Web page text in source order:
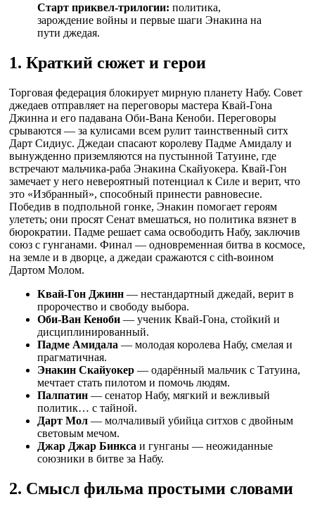
Старт приквел-трилогии: политика,
зарождение войны и первые шаги Энакина на
пути джедая.
1. Краткий сюжет и герои
Торговая федерация блокирует мирную планету Набу. Совет
джедаев отправляет на переговоры мастера Квай-Гона
Джинна и его падавана Оби-Вана Кеноби. Переговоры
срываются — за кулисами всем рулит таинственный ситх
Дарт Сидиус. Джедаи спасают королеву Падме Амидалу и
вынужденно приземляются на пустынной Татуине, где
встречают мальчика-раба Энакина Скайуокера. Квай-Гон
замечает у него невероятный потенциал к Силе и верит, что
это «Избранный», способный принести равновесие.
Победив в подпольной гонке, Энакин помогает героям
улететь; они просят Сенат вмешаться, но политика вязнет в
бюрократии. Падме решает сама освободить Набу, заключив
союз с гунганами. Финал — одновременная битва в космосе,
на земле и в дворце, а джедаи сражаются с сith-воином
Дартом Молом.
Квай-Гон Джинн — нестандартный джедай, верит в
пророчество и свободу выбора.
Оби-Ван Кеноби — ученик Квай-Гона, стойкий и
дисциплинированный.
Падме Амидала — молодая королева Набу, смелая и
прагматичная.
Энакин Скайуокер — одарённый мальчик с Татуина,
мечтает стать пилотом и помочь людям.
Палпатин — сенатор Набу, мягкий и вежливый
политик… с тайной.
Дарт Мол — молчаливый убийца ситхов с двойным
световым мечом.
Джар Джар Бинкса и гунганы — неожиданные
союзники в битве за Набу.
2. Смысл фильма простыми словами